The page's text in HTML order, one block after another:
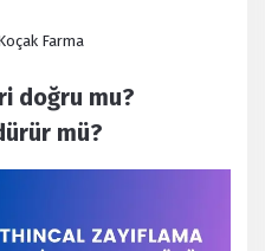
Farma
doğru mu?
mü?